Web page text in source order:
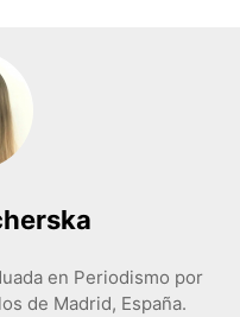
en Periodismo por
de Madrid, España.